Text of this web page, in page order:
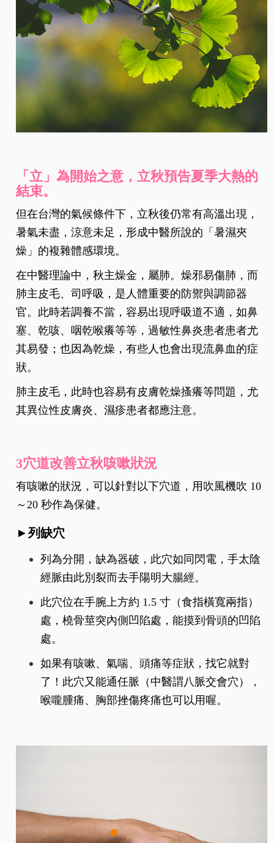
「立」為開始之意，立秋預告夏季大熱的
結束。
但在台灣的氣候條件下，立秋後仍常有高溫出現，
暑氣未盡，涼意未足，形成中醫所說的「暑濕夾
燥」的複雜體感環境。
在中醫理論中，秋主燥金，屬肺。燥邪易傷肺，而
肺主皮毛、司呼吸，是人體重要的防禦與調節器
官。此時若調養不當，容易出現呼吸道不適，如鼻
塞、乾咳、咽乾喉癢等等，過敏性鼻炎患者患者尤
其易發；也因為乾燥，有些人也會出現流鼻血的症
狀。
肺主皮毛，此時也容易有皮膚乾燥搔癢等問題，尤
其異位性皮膚炎、濕疹患者都應注意。
3穴道改善立秋咳嗽狀況
有咳嗽的狀況，可以針對以下穴道，用吹風機吹 10
～20 秒作為保健。
►列缺穴
列為分開，缺為器破，此穴如同閃電，手太陰
經脈由此別裂而去手陽明大腸經。
此穴位在手腕上方約 1.5 寸（食指橫寬兩指）
處，橈骨莖突內側凹陷處，能摸到骨頭的凹陷
處。
如果有咳嗽、氣喘、頭痛等症狀，找它就對
了！此穴又能通任脈（中醫謂八脈交會穴），
喉嚨腫痛、胸部挫傷疼痛也可以用喔。